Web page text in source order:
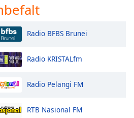
Radio BFBS Brunei
Radio KRISTALfm
Radio Pelangi FM
RTB Nasional FM